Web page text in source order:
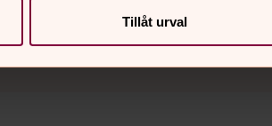
Tillåt urval